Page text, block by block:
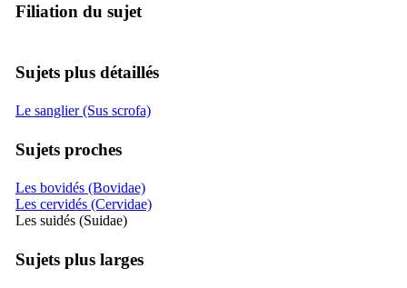
Filiation du sujet
Sujets plus détaillés
Le sanglier (Sus scrofa)
Sujets proches
Les bovidés (Bovidae)
Les cervidés (Cervidae)
Les suidés (Suidae)
Sujets plus larges